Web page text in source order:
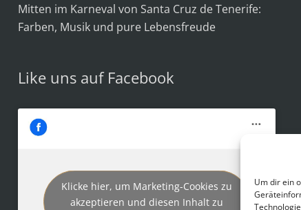
Um dir ein
Mitten im Karneval von Santa Cruz de Tenerife:
Farben, Musik und pure Lebensfreude
Like uns auf Facebook
Klicke hier, um Marketing-Cookies zu
akzeptieren und diesen Inhalt zu